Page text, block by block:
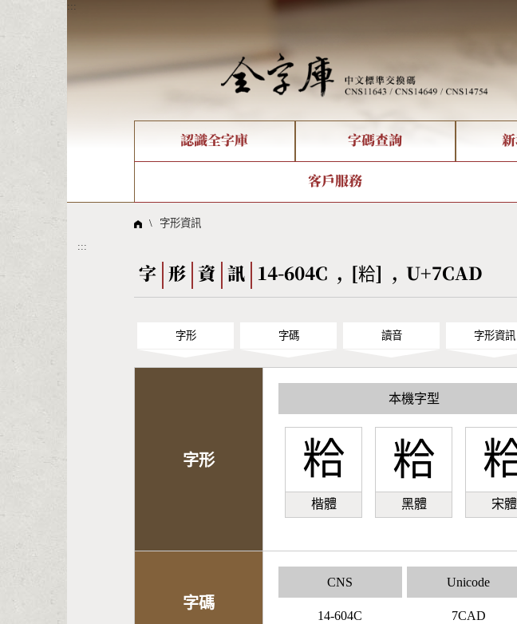
:::
認識全字庫
全字庫現況
線上教學
字碼查詢
部件查詢
倉頡查詢
Big5查詢 拼音查詢
造字解決方案
字形下載
客戶服務
問題集
\ 字形資訊
:::
字 形 資 訊 14-604C , [粭] , U+7CAD
字形 字碼 讀音 字形資訊
字形
本機字型
粭
楷體
粭
黑體 宋體
字碼
CNS
14-604C
Unicode
7CAD